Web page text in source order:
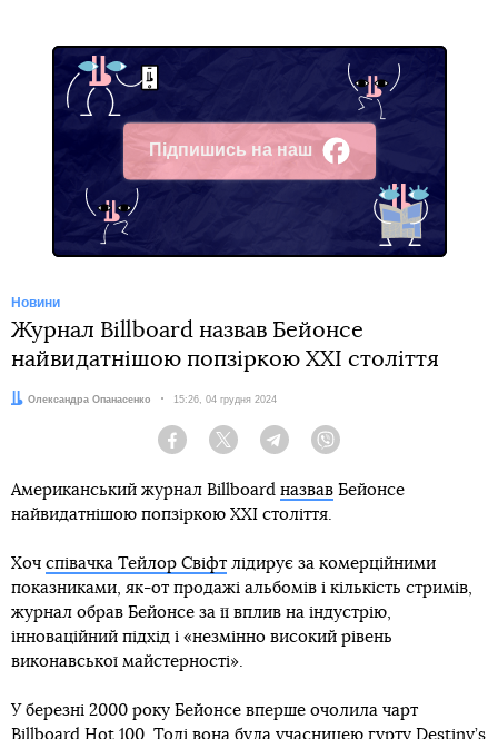
Підпишись на наш
Facebook
Новини
Журнал Billboard назвав Бейонсе
найвидатнішою попзіркою ХХІ століття
Автор:
Олександра Опанасенко Дата:
15:26, 04 грудня 2024
Facebook Twitter Telegram
Американський журнал Billboard назвав Бейонсе
найвидатнішою попзіркою ХХІ століття.
Хоч співачка Тейлор Свіфт лідирує за комерційними
показниками, як-от продажі альбомів і кількість стримів,
журнал обрав Бейонсе за її вплив на індустрію,
інноваційний підхід і «незмінно високий рівень
виконавської майстерності».
У березні 2000 року Бейонсе вперше очолила чарт
Billboard Hot 100. Тоді вона була учасницею гурту Destiny’s